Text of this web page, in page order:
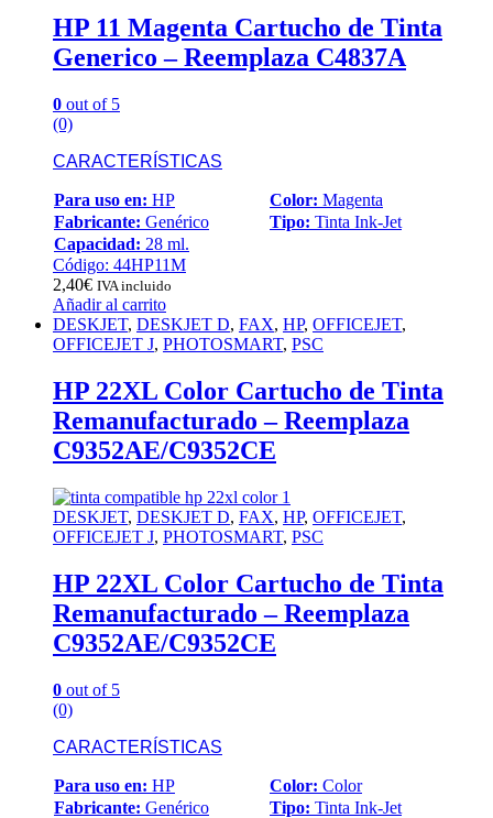
HP 11 Magenta Cartucho de Tinta
Generico – Reemplaza C4837A
0 out of 5
(0)
CARACTERÍSTICAS
Para uso en: HP Color: Magenta
Fabricante: Genérico Tipo: Tinta Ink-Jet
Capacidad: 28 ml.
Código: 44HP11M
2,40€ IVA incluido
Añadir al carrito
DESKJET, DESKJET D, FAX, HP, OFFICEJET,
OFFICEJET J, PHOTOSMART, PSC
HP 22XL Color Cartucho de Tinta
Remanufacturado – Reemplaza
C9352AE/C9352CE
DESKJET, DESKJET D, FAX, HP, OFFICEJET,
OFFICEJET J, PHOTOSMART, PSC
HP 22XL Color Cartucho de Tinta
Remanufacturado – Reemplaza
C9352AE/C9352CE
0 out of 5
(0)
CARACTERÍSTICAS
Para uso en: HP Color: Color
Fabricante: Genérico Tipo: Tinta Ink-Jet